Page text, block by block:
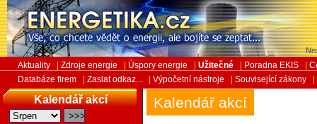
Aktuality Zdroje energie Úspory energie Užitečné Poradna EKIS
Databáze firem
Zaslat odkaz... Výpočetní nástroje Související zákony
Kalendář akcí Kalendář akcí